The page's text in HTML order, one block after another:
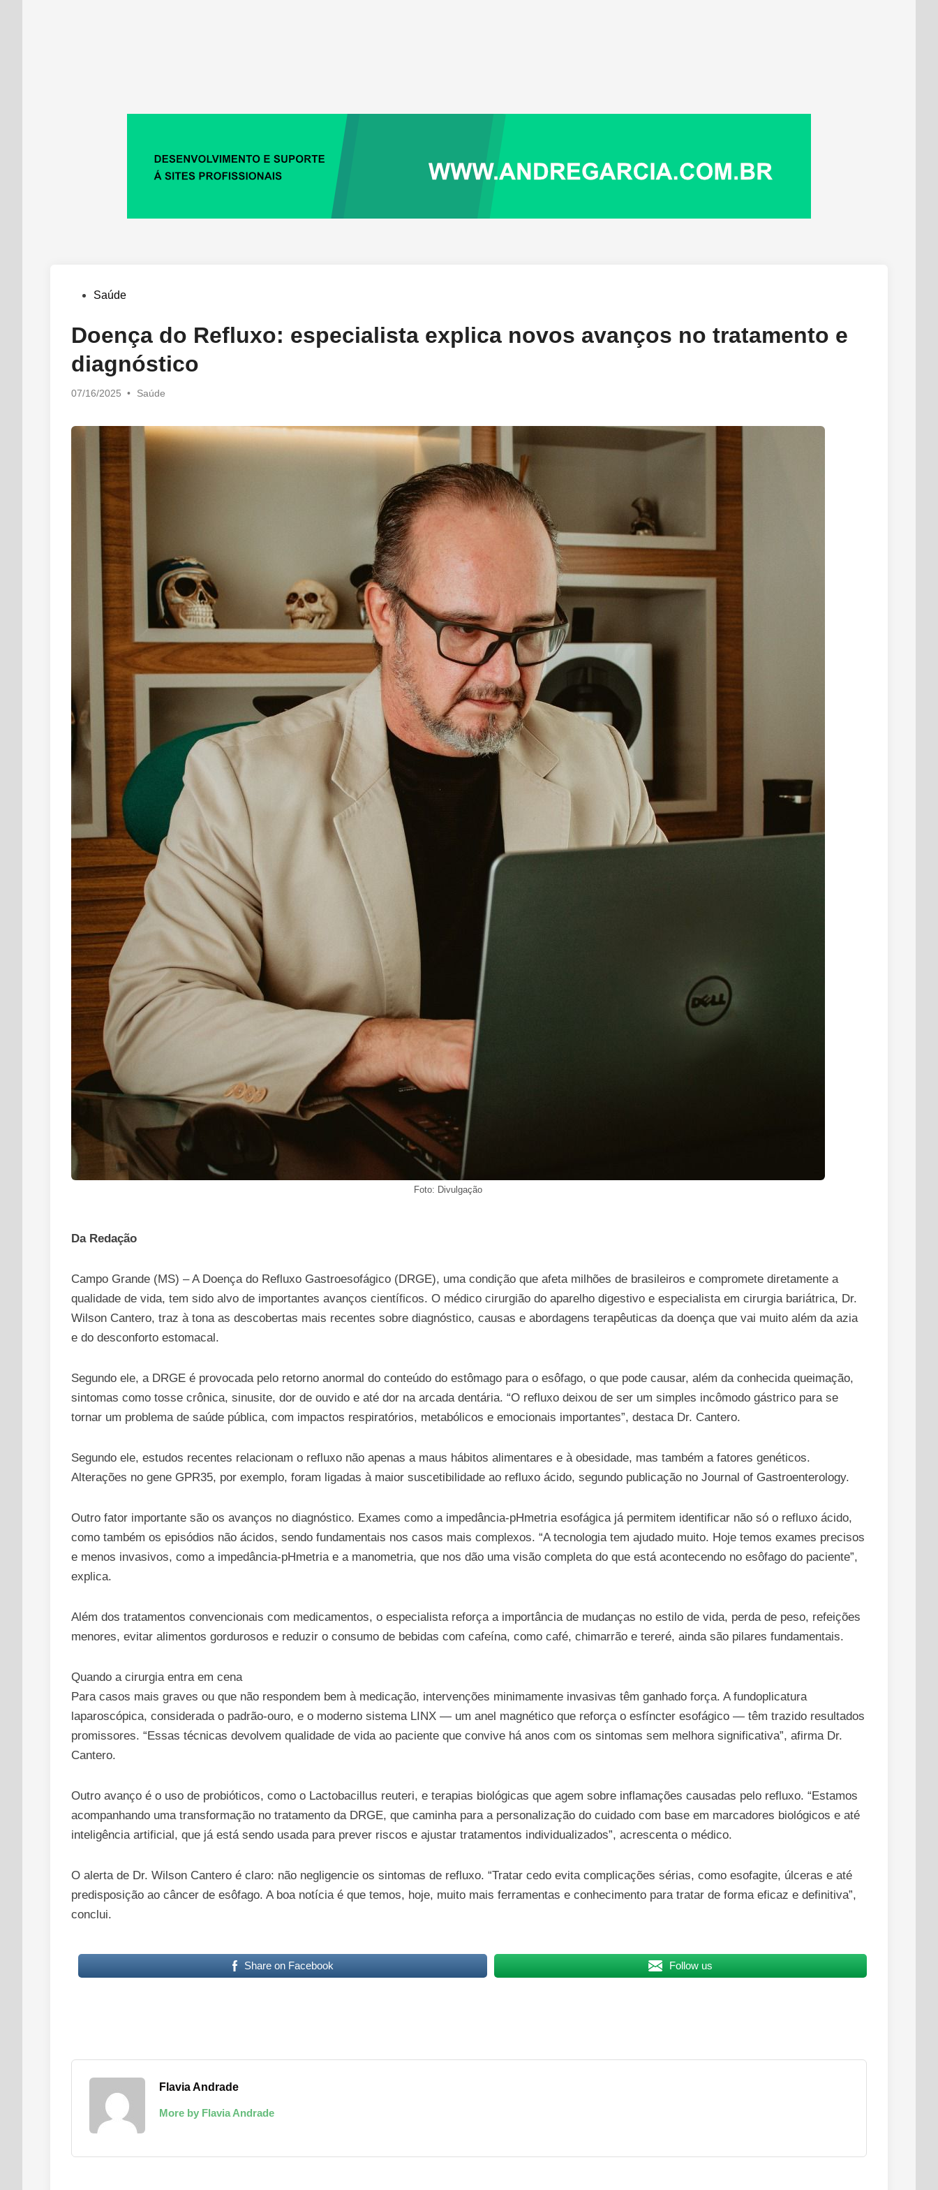
PostedSaúde
Doença do Refluxo: especialista explica novos avanços no tratamento e
diagnóstico
07/16/2025 •
Posted
Saúde
Foto: Divulgação
Da Redação
Campo Grande (MS) – A Doença do Refluxo Gastroesofágico (DRGE), uma condição que afeta milhões de brasileiros e compromete diretamente a
qualidade de vida, tem sido alvo de importantes avanços científicos. O médico cirurgião do aparelho digestivo e especialista em cirurgia bariátrica, Dr.
Wilson Cantero, traz à tona as descobertas mais recentes sobre diagnóstico, causas e abordagens terapêuticas da doença que vai muito além da azia
e do desconforto estomacal.
Segundo ele, a DRGE é provocada pelo retorno anormal do conteúdo do estômago para o esôfago, o que pode causar, além da conhecida queimação,
sintomas como tosse crônica, sinusite, dor de ouvido e até dor na arcada dentária. “O refluxo deixou de ser um simples incômodo gástrico para se
tornar um problema de saúde pública, com impactos respiratórios, metabólicos e emocionais importantes”, destaca Dr. Cantero.
Segundo ele, estudos recentes relacionam o refluxo não apenas a maus hábitos alimentares e à obesidade, mas também a fatores genéticos.
Alterações no gene GPR35, por exemplo, foram ligadas à maior suscetibilidade ao refluxo ácido, segundo publicação no Journal of Gastroenterology.
Outro fator importante são os avanços no diagnóstico. Exames como a impedância-pHmetria esofágica já permitem identificar não só o refluxo ácido,
como também os episódios não ácidos, sendo fundamentais nos casos mais complexos. “A tecnologia tem ajudado muito. Hoje temos exames precisos
e menos invasivos, como a impedância-pHmetria e a manometria, que nos dão uma visão completa do que está acontecendo no esôfago do paciente”,
explica.
Além dos tratamentos convencionais com medicamentos, o especialista reforça a importância de mudanças no estilo de vida, perda de peso, refeições
menores, evitar alimentos gordurosos e reduzir o consumo de bebidas com cafeína, como café, chimarrão e tereré, ainda são pilares fundamentais.
Quando a cirurgia entra em cena
Para casos mais graves ou que não respondem bem à medicação, intervenções minimamente invasivas têm ganhado força. A fundoplicatura
laparoscópica, considerada o padrão-ouro, e o moderno sistema LINX — um anel magnético que reforça o esfíncter esofágico — têm trazido resultados
promissores. “Essas técnicas devolvem qualidade de vida ao paciente que convive há anos com os sintomas sem melhora significativa”, afirma Dr.
Cantero.
Outro avanço é o uso de probióticos, como o Lactobacillus reuteri, e terapias biológicas que agem sobre inflamações causadas pelo refluxo. “Estamos
acompanhando uma transformação no tratamento da DRGE, que caminha para a personalização do cuidado com base em marcadores biológicos e até
inteligência artificial, que já está sendo usada para prever riscos e ajustar tratamentos individualizados”, acrescenta o médico.
O alerta de Dr. Wilson Cantero é claro: não negligencie os sintomas de refluxo. “Tratar cedo evita complicações sérias, como esofagite, úlceras e até
predisposição ao câncer de esôfago. A boa notícia é que temos, hoje, muito mais ferramentas e conhecimento para tratar de forma eficaz e definitiva”,
conclui.
Share on Facebook Follow us
Flavia Andrade
More by Flavia Andrade